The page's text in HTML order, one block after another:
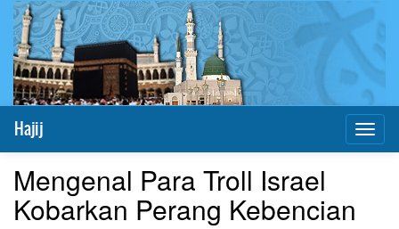
Hajij
Mengenal Para Troll Israel
Kobarkan Perang Kebencian